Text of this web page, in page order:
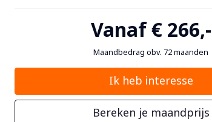
Vanaf € 266,-
Maandbedrag obv. 72 maanden
Ik heb interesse
Bereken je maandprijs